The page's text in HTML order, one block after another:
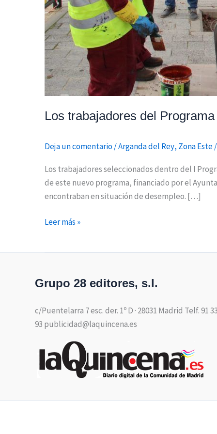
Los trabajadores del
Deja un comentario/Arganda del Rey, Zona Este/
Los trabajadores seleccionados dentro del I
de este nuevo programa, financiado por el
encontraban en situación de desempleo. […]
Leer más »
Grupo 28 editores, s.l.
c/Puentelarra 7 esc. der. 1º D · 28031 Madrid Telf. 91
93 publicidad@laquincena.es